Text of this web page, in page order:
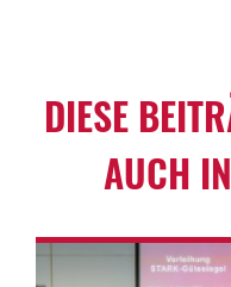
DIESE
AUCH